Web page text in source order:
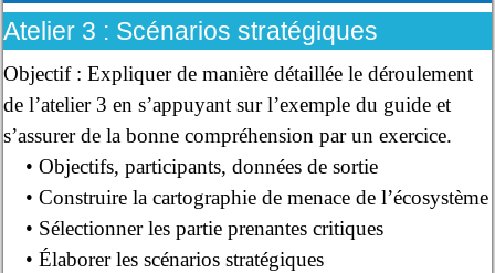
Atelier 3 : Scénarios stratégiques
Objectif : Expliquer de manière détaillée le déroulement
de l’atelier 3 en s’appuyant sur l’exemple du guide et
s’assurer de la bonne compréhension par un exercice.
• Objectifs, participants, données de sortie
• Construire la cartographie de menace de l’écosystème
• Sélectionner les partie prenantes critiques
• Élaborer les scénarios stratégiques